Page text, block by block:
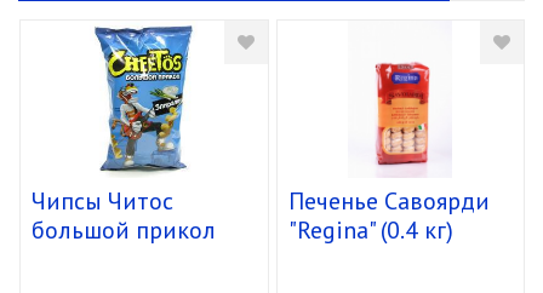
Чипсы Читос
большой прикол
Печенье Савоярди
"Regina" (0.4 кг)